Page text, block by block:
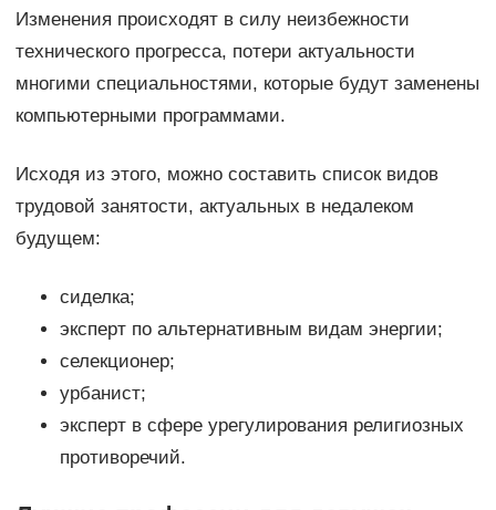
Изменения происходят в силу неизбежности
технического прогресса, потери актуальности
многими специальностями, которые будут заменены
компьютерными программами.
Исходя из этого, можно составить список видов
трудовой занятости, актуальных в недалеком
будущем:
сиделка;
эксперт по альтернативным видам энергии;
селекционер;
урбанист;
эксперт в сфере урегулирования религиозных
противоречий.